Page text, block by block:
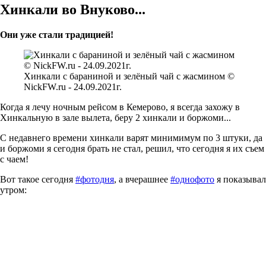
Хинкали во Внуково...
Они уже стали традицией!
Хинкали с бараниной и зелёный чай с жасмином ©
NickFW.ru - 24.09.2021г.
Когда я лечу ночным рейсом в Кемерово, я всегда захожу в
Хинкальную в зале вылета, беру 2 хинкали и боржоми...
С недавнего времени хинкали варят минимимум по 3 штуки, да
и боржоми я сегодня брать не стал, решил, что сегодня я их съем
с чаем!
Вот такое сегодня #фотодня, а вчерашнее #однофото я показывал
утром: